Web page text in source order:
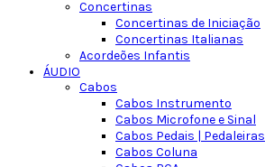
Concertinas
Concertinas de Iniciação
Concertinas Italianas
Acordeões Infantis
ÁUDIO
Cabos
Cabos Instrumento
Cabos Microfone e Sinal
Cabos Pedais | Pedaleiras
Cabos Coluna